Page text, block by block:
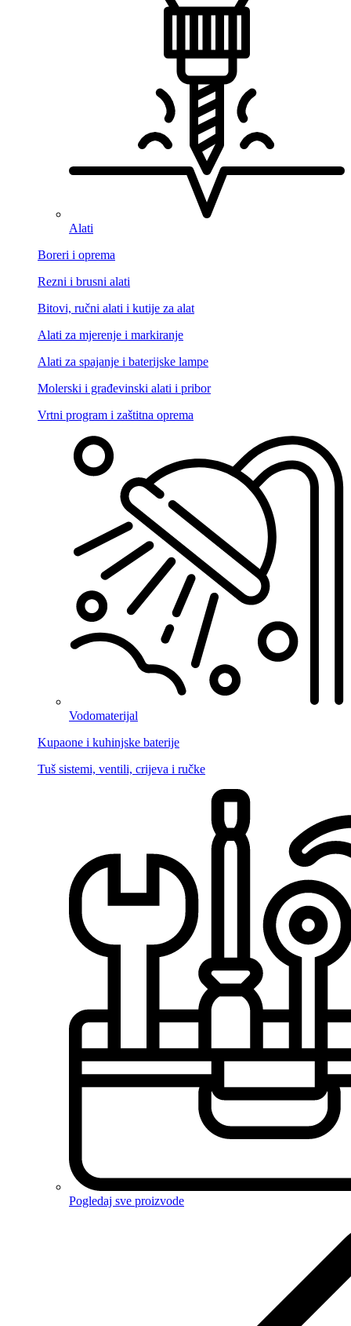
Alati
Boreri i oprema
Rezni i brusni alati
Bitovi, ručni alati i kutije za alat
Alati za mjerenje i markiranje
Alati za spajanje i baterijske lampe
Molerski i građevinski alati i pribor
Vrtni program i zaštitna oprema
Vodomaterijal
Kupaone i kuhinjske baterije
Tuš sistemi, ventili, crijeva i ručke
Pogledaj sve proizvode